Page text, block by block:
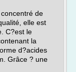
de
elle est
C?est le
la
d?acides
Grâce ? une